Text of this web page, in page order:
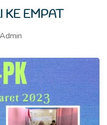
KE EMPAT
Admin